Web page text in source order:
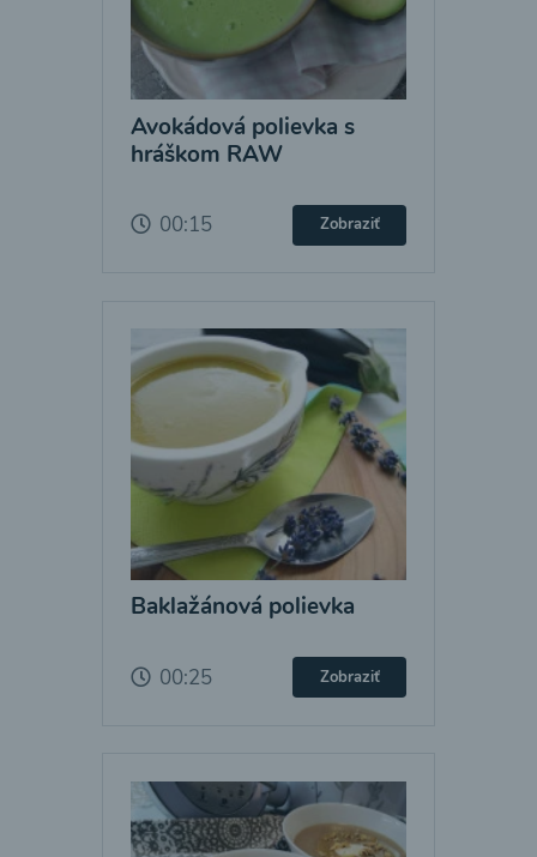
Avokádová polievka s
hráškom RAW
00:15 Zobraziť
Baklažánová polievka
00:25 Zobraziť